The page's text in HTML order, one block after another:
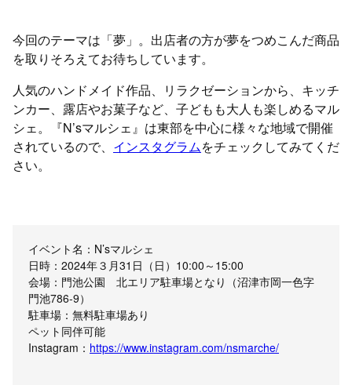
今回のテーマは「夢」。出店者の方が夢をつめこんだ商品
を取りそろえてお待ちしています。
人気のハンドメイド作品、リラクゼーションから、キッチ
ンカー、露店やお菓子など、子どもも大人も楽しめるマル
シェ。『N’sマルシェ』は東部を中心に様々な地域で開催
されているので、 インスタグラムをチェックしてみてくだ
さい。
イベント名：N’sマルシェ
日時：2024年３月31日（日）10:00～15:00
会場：門池公園 北エリア駐車場となり（沼津市岡一色字
門池786-9）
駐車場：無料駐車場あり
ペット同伴可能
Instagram： https://www.instagram.com/nsmarche/